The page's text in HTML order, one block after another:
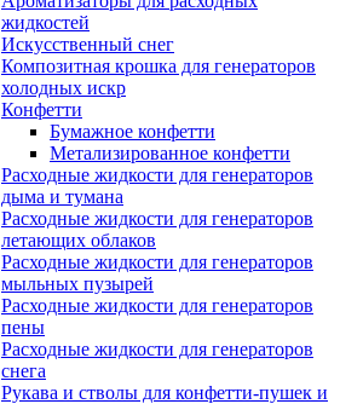
жидкостей
Искусственный снег
Композитная крошка для генераторов
холодных искр
Конфетти
Бумажное конфетти
Метализированное конфетти
Расходные жидкости для генераторов
дыма и тумана
Расходные жидкости для генераторов
летающих облаков
Расходные жидкости для генераторов
мыльных пузырей
Расходные жидкости для генераторов
пены
Расходные жидкости для генераторов
снега
Рукава и стволы для конфетти-пушек и